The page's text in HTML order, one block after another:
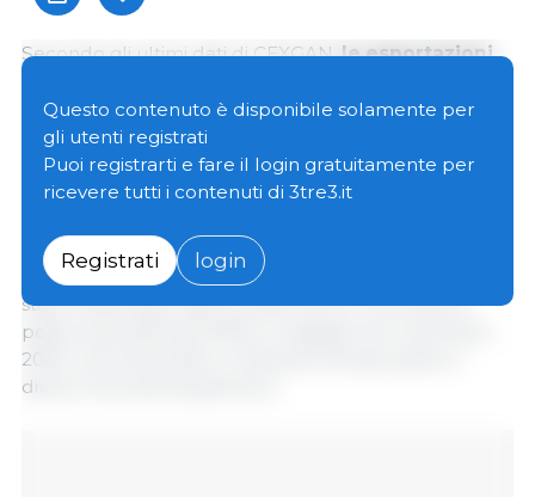
Secondo gli ultimi dati di CEXGAN,le esportazioni
diminuite del 14% su base annua nel primo
trimestre del 2026
spedizioni totali hanno raggiunto le 337.059
tonnellate, rispetto alle 392.091 tonnellate esportate
L'andamento delle esportazioni all'inizio del 2026 è
stato influenzato dalla conferma di un focolaio di
peste suina africana (PSA) in Spagna nel novembre
2025, che ha portato a restrizioni temporanee in
diversi mercati di paesi terzi.
Questo contenuto è disponibile solamente per
gli utenti registrati
Puoi registrarti e fare il login gratuitamente per
ricevere tutti i contenuti di 3tre3.it
Registrati login